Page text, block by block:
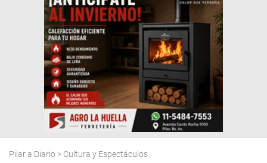
Pilar a Diario > Cultura y Espectáculos